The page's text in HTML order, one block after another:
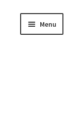
Menu